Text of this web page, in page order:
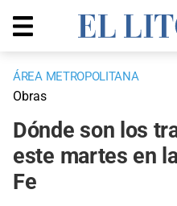
ÁREA METROPOLITANA
Obras
Dónde son los
este martes en
Fe